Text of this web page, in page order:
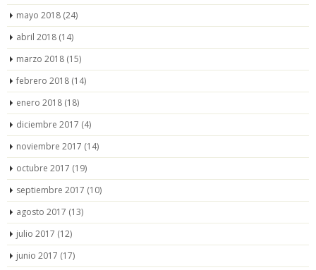
mayo 2018 (24)
abril 2018 (14)
marzo 2018 (15)
febrero 2018 (14)
enero 2018 (18)
diciembre 2017 (4)
noviembre 2017 (14)
octubre 2017 (19)
septiembre 2017 (10)
agosto 2017 (13)
julio 2017 (12)
junio 2017 (17)